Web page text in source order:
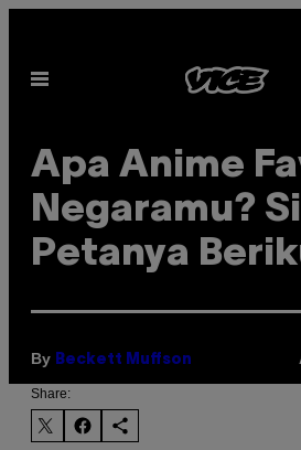
content
Open
Apa Anime
Negaramu?
Petanya
By Beckett Muffson
Share: